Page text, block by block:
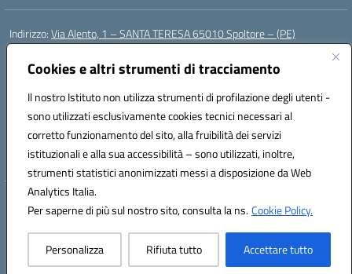
Cookies e altri strumenti di tracciamento
Il nostro Istituto non utilizza strumenti di profilazione degli utenti -
sono utilizzati esclusivamente cookies tecnici necessari al
corretto funzionamento del sito, alla fruibilità dei servizi
istituzionali e alla sua accessibilità – sono utilizzati, inoltre,
strumenti statistici anonimizzati messi a disposizione da Web
Analytics Italia.
Per saperne di più sul nostro sito, consulta la ns.Cookie Policy.
Personalizza Rifiuta tutto Accettare tutto
Indirizzo:Via Alento, 1 – SANTA TERESA 65010 Spoltore – (PE)
Centralino:
Posta elettronica certificata (PEC):peee052003@pec.istruzione.it
Codice fiscale: 80006490686
Codice meccanografico:peee052003
Codice Indice delle Pubbliche Amministrazioni (IPA): istsc_peee052003
Codice unico di fatturazione (CUF): UF01MF
Hosting & Powered by 3D Solution S.r.l.
Concept & Design by Designers Italia